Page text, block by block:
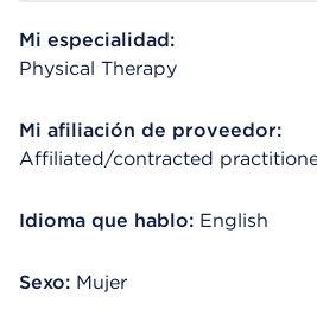
Mi especialidad:
Physical Therapy
Mi afiliación de proveedor:
Affiliated/contracted
Idioma que hablo: English
Sexo: Mujer